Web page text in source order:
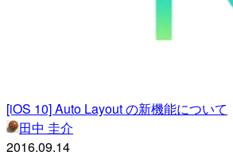
[iOS 10] Auto Layout の新機能について
田中 圭介
2016.09.14